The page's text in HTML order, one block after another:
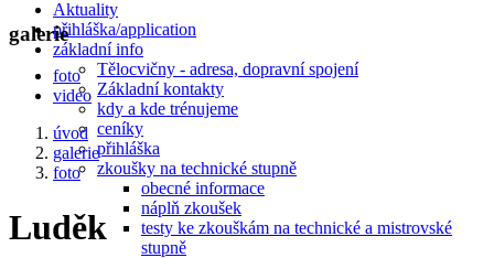
Aktuality
přihláška/application
základní info
Tělocvičny - adresa, dopravní spojení
Základní kontakty
kdy a kde trénujeme
ceníky
přihláška
zkoušky na technické stupně
obecné informace
náplň zkoušek
testy ke zkouškám na technické a mistrovské
stupně
galerie
foto
video
úvod
galerie
foto
Luděk